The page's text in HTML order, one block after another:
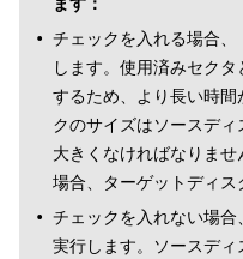
チェックを入れる場合
します。使用済みセク
するため、より長い時
クのサイズはソースデ
大きくなければなりま
場合、ターゲットディス
チェックを入れない場
実行します。ソースデ